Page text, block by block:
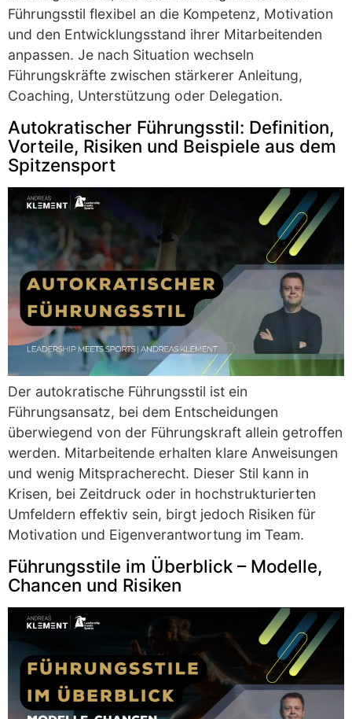
Führungsstil flexibel an die Kompetenz, Motivation
und den Entwicklungsstand ihrer Mitarbeitenden
anpassen. Je nach Situation wechseln
Führungskräfte zwischen stärkerer Anleitung,
Coaching, Unterstützung oder Delegation.
Autokratischer Führungsstil: Definition,
Vorteile, Risiken und Beispiele aus dem
Spitzensport
Der autokratische Führungsstil ist ein
Führungsansatz, bei dem Entscheidungen
überwiegend von der Führungskraft allein getroffen
werden. Mitarbeitende erhalten klare Anweisungen
und wenig Mitspracherecht. Dieser Stil kann in
Krisen, bei Zeitdruck oder in hochstrukturierten
Umfeldern effektiv sein, birgt jedoch Risiken für
Motivation und Eigenverantwortung im Team.
Führungsstile im Überblick – Modelle,
Chancen und Risiken